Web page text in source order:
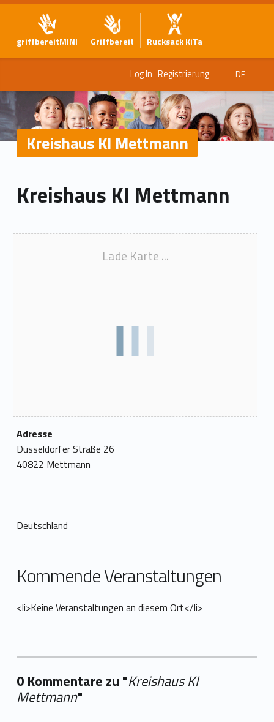
griffbereitMINI Griffbereit Rucksack KiTa
Log In Registrierung DE
Kreishaus KI Mettmann
Kreishaus KI Mettmann
Lade Karte ...
Adresse
Düsseldorfer Straße 26
40822 Mettmann
Deutschland
Kommende Veranstaltungen
<li>Keine Veranstaltungen an diesem Ort</li>
0 Kommentare zu "Kreishaus KI
Mettmann"